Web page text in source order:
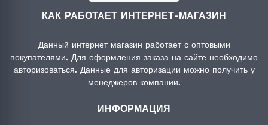
КАК РАБОТАЕТ ИНТЕРНЕТ-МАГАЗИН
Данный интернет магазин работает с оптовыми
покупателями. Для оформления заказа на сайте необходимо
авторизоваться. Данные для авторизации можно получить у
менеджеров компании.
ИНФОРМАЦИЯ